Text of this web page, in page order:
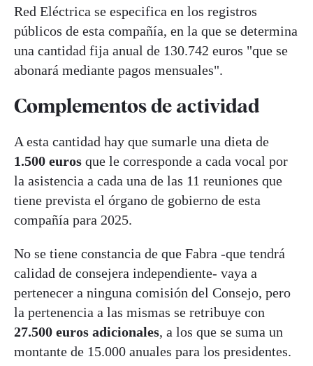
Red Eléctrica se especifica en los registros
públicos de esta compañía, en la que se determina
una cantidad fija anual de 130.742 euros "que se
abonará mediante pagos mensuales".
Complementos de actividad
A esta cantidad hay que sumarle una dieta de
1.500 euros que le corresponde a cada vocal por
la asistencia a cada una de las 11 reuniones que
tiene prevista el órgano de gobierno de esta
compañía para 2025.
No se tiene constancia de que Fabra -que tendrá
calidad de consejera independiente- vaya a
pertenecer a ninguna comisión del Consejo, pero
la pertenencia a las mismas se retribuye con
27.500 euros adicionales, a los que se suma un
montante de 15.000 anuales para los presidentes.